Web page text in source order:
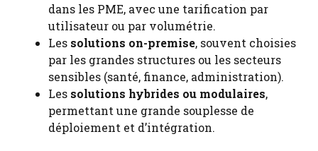
dans les PME, avec une tarification par
utilisateur ou par volumétrie.
Les solutions on-premise, souvent choisies
par les grandes structures ou les secteurs
sensibles (santé, finance, administration).
Les solutions hybrides ou modulaires,
permettant une grande souplesse de
déploiement et d’intégration.